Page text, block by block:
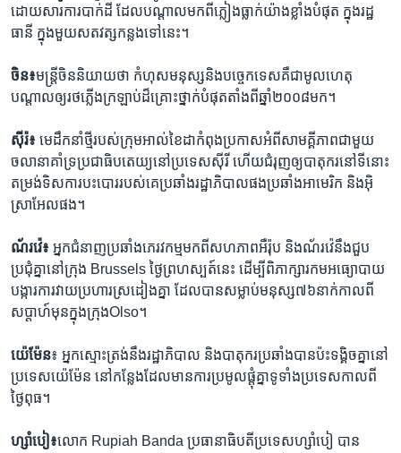
ដោយសារ​ការ​បាក់​ដី ​ដែល​បណ្តាល​មកពី​ភ្លៀងធ្លាក់​យ៉ាងខ្លាំង​បំផុត​ ក្នុង​រដ្ឋ
ធានី ក្នុង​មួយ​សតវត្ស​កន្លង​ទៅនេះ។
ចិន៖មន្ត្រីចិន​និយាយ​ថា​ កំហុស​មនុស្ស​និង​បច្ចេកទេស​គឺ​ជាមូលហេតុ​
បណ្តាល​ឲ្យរថភ្លើង​ក្រឡាប់​ដ៏គ្រោះថ្នាក់​បំផុត​តាំងពី​ឆ្នាំ​២០០៨​មក។
ស៊ីរ៉៖ មេដឹកនាំថ្មី​របស់​ក្រុម​អាល់​ខៃដា​កំពុង​ប្រកាស​អំពី​សាមគ្គីភាព​ជាមួយ​
ចលានា​គាំទ្រ​ប្រជាធិបតេយ្យ​នៅ​ប្រទេស​ស៊ីរី​ ហើយ​ជំរុញ​ឲ្យ​បាតុករ​នៅ​ទីនោះ​
តម្រង់​ទិស​ការ​បះបោរ​របស់​គេ​ប្រឆាំង​រដ្ឋាភិបាល​ផង​ប្រឆាំង​អាមេរិក និង​អ៊ិ
ស្រាអែល​ផង។
ណ័រវ៉េ៖ អ្នកជំនាញ​ប្រឆាំង​ភេរវកម្ម​មកពីសហភាព​អឺរ៉ុប ​និង​ណ័រវ៉េ​នឹង​ជួប​
ប្រជុំគ្នា​នៅក្រុង​ Brussels ​ថ្ងៃព្រហស្បត៍​នេះ​ ដើម្បីពិភាក្សា​រក​មអធ្យោបាយ​
បង្ការ​ការវាយ​ប្រហារ​ស្រដៀង​គ្នា​ ដែលបាន​សម្លាប់​មនុស្ស​៧៦​នាក់​កាលពី​
សប្តាហ៍​មុន​ក្នុង​ក្រុង​Olso។
យ៉េម៉ែន៖ អ្នកស្មោះ​ត្រង់នឹង​រដ្ឋាភិបាល​ និង​បាតុករ​ប្រឆាំង​បាន​ប៉ះ​ទង្គិចគ្នា​នៅ​
ប្រទេស​យ៉េម៉ែន​ នៅ​កន្លែងដែល​មាន​ការ​ប្រមូល​ផ្តុំគ្នា​ទូទាំង​ប្រទេស​កាល​ពី
ថ្ងៃពុធ។
ហ្សាំបៀ៖លោក ​Rupiah Banda ​ប្រធានាធិបតី​ប្រទេស​ហ្សាំបៀ ​បាន​